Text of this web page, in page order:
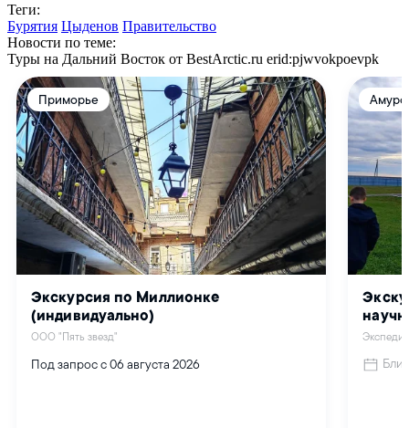
Теги:
Бурятия Цыденов Правительство
Новости по теме:
Туры на Дальний Восток от BestArctic.ru erid:pjwvokpoevpk